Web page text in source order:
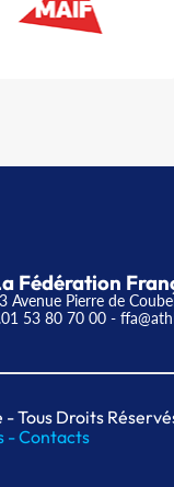
Fédération
Avenue Pierre de
53 80 70 00 -
Tous Droits
-Contacts